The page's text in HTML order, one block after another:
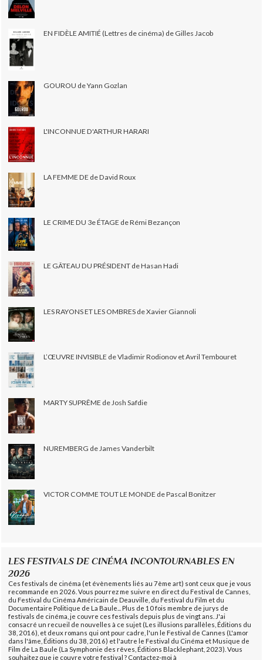
EN FIDÈLE AMITIÉ (Lettres de cinéma) de Gilles Jacob
GOUROU de Yann Gozlan
L'INCONNUE D'ARTHUR HARARI
LA FEMME DE de David Roux
LE CRIME DU 3e ÉTAGE de Rémi Bezançon
LE GÂTEAU DU PRÉSIDENT de Hasan Hadi
LES RAYONS ET LES OMBRES de Xavier Giannoli
L’ŒUVRE INVISIBLE de Vladimir Rodionov et Avril Tembouret
MARTY SUPRÊME de Josh Safdie
NUREMBERG de James Vanderbilt
VICTOR COMME TOUT LE MONDE de Pascal Bonitzer
LES FESTIVALS DE CINÉMA INCONTOURNABLES EN
2026
Ces festivals de cinéma (et évènements liés au 7ème art) sont ceux que je vous
recommande en 2026. Vous pourrez me suivre en direct du Festival de Cannes,
du Festival du Cinéma Américain de Deauville, du Festival du Film et du
Documentaire Politique de La Baule... Plus de 10 fois membre de jurys de
festivals de cinéma, je couvre ces festivals depuis plus de vingt ans. J'ai
consacré un recueil de nouvelles à ce sujet (Les illusions parallèles, Éditions du
38, 2016), et deux romans qui ont pour cadre, l'un le Festival de Cannes (L'amor
dans l'âme, Éditions du 38, 2016) et l'autre le Festival du Cinéma et Musique de
Film de La Baule (La Symphonie des rêves, Éditions Blacklephant, 2023). Vous
souhaitez que je couvre votre festival ? Contactez-moi à